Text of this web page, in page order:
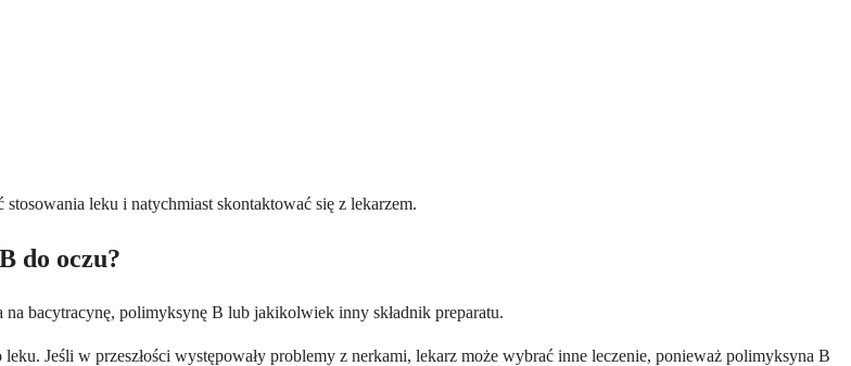
leku i natychmiast skontaktować się z lekarzem.
do oczu?
bacytracynę, polimyksynę B lub jakikolwiek inny składnik preparatu.
Jeśli w przeszłości występowały problemy z nerkami, lekarz może wybrać inne leczenie, ponieważ polimyksyna B